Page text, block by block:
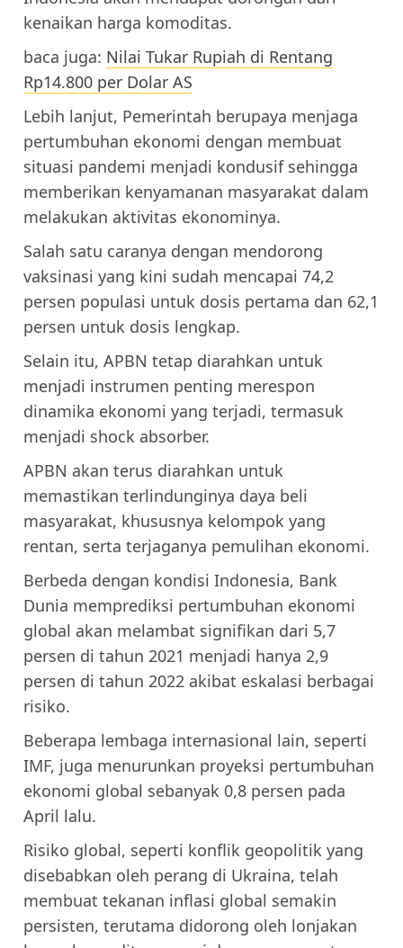
kenaikan harga komoditas.
baca juga: Nilai Tukar Rupiah di Rentang
Rp14.800 per Dolar AS
Lebih lanjut, Pemerintah berupaya menjaga
pertumbuhan ekonomi dengan membuat
situasi pandemi menjadi kondusif sehingga
memberikan kenyamanan masyarakat dalam
melakukan aktivitas ekonominya.
Salah satu caranya dengan mendorong
vaksinasi yang kini sudah mencapai 74,2
persen populasi untuk dosis pertama dan 62,1
persen untuk dosis lengkap.
Selain itu, APBN tetap diarahkan untuk
menjadi instrumen penting merespon
dinamika ekonomi yang terjadi, termasuk
menjadi shock absorber.
APBN akan terus diarahkan untuk
memastikan terlindunginya daya beli
masyarakat, khususnya kelompok yang
rentan, serta terjaganya pemulihan ekonomi.
Berbeda dengan kondisi Indonesia, Bank
Dunia memprediksi pertumbuhan ekonomi
global akan melambat signifikan dari 5,7
persen di tahun 2021 menjadi hanya 2,9
persen di tahun 2022 akibat eskalasi berbagai
risiko.
Beberapa lembaga internasional lain, seperti
IMF, juga menurunkan proyeksi pertumbuhan
ekonomi global sebanyak 0,8 persen pada
April lalu.
Risiko global, seperti konflik geopolitik yang
disebabkan oleh perang di Ukraina, telah
membuat tekanan inflasi global semakin
persisten, terutama didorong oleh lonjakan